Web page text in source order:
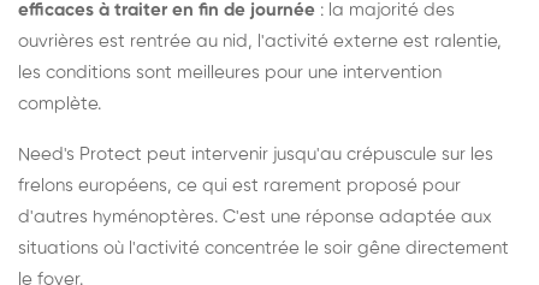
efficaces à traiter en fin de journée : la majorité des
ouvrières est rentrée au nid, l'activité externe est ralentie,
les conditions sont meilleures pour une intervention
complète.
Need's Protect peut intervenir jusqu'au crépuscule sur les
frelons européens, ce qui est rarement proposé pour
d'autres hyménoptères. C'est une réponse adaptée aux
situations où l'activité concentrée le soir gêne directement
le foyer.